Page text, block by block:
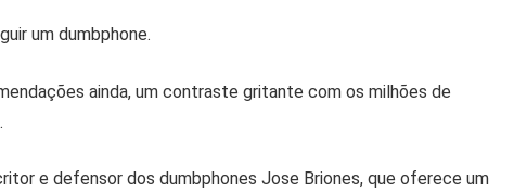
um dumbphone.
ainda, um contraste gritante com os milhões de
e defensor dos dumbphones Jose Briones, que oferece um